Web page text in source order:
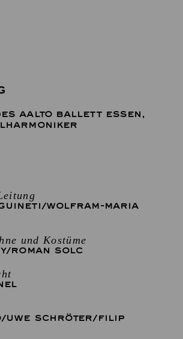
AALTO BALLETT ESSEN ,
/WOLFRAM-MARIA
und Kostüme
/ROMAN SOLC
/UWE SCHRÖTER/FILIP